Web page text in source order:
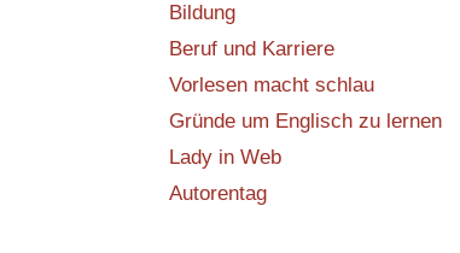
Bildung
Beruf und Karriere
Vorlesen macht schlau
Gründe um Englisch zu lernen
Lady in Web
Autorentag